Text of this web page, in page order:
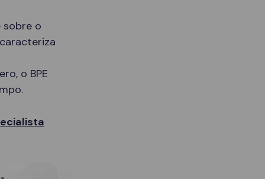
sobre o
o BPE